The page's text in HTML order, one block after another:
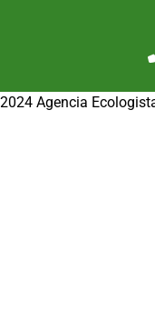
2024 Agencia